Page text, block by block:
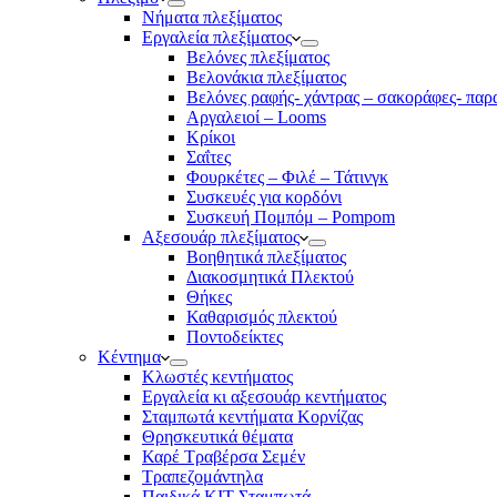
Νήματα πλεξίματος
Εργαλεία πλεξίματος
Βελόνες πλεξίματος
Βελονάκια πλεξίματος
Βελόνες ραφής- χάντρας – σακοράφες-
Αργαλειοί – Looms
Κρίκοι
Σαΐτες
Φουρκέτες – Φιλέ – Τάτινγκ
Συσκευές για κορδόνι
Συσκευή Πομπόμ – Pompom
Αξεσουάρ πλεξίματος
Βοηθητικά πλεξίματος
Διακοσμητικά Πλεκτού
Θήκες
Καθαρισμός πλεκτού
Ποντοδείκτες
Κέντημα
Κλωστές κεντήματος
Eργαλεία κι αξεσουάρ κεντήματος
Σταμπωτά κεντήματα Κορνίζας
Θρησκευτικά θέματα
Καρέ Τραβέρσα Σεμέν
Τραπεζομάντηλα